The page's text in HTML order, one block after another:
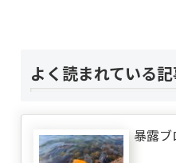
よく読まれている
暴露ブ